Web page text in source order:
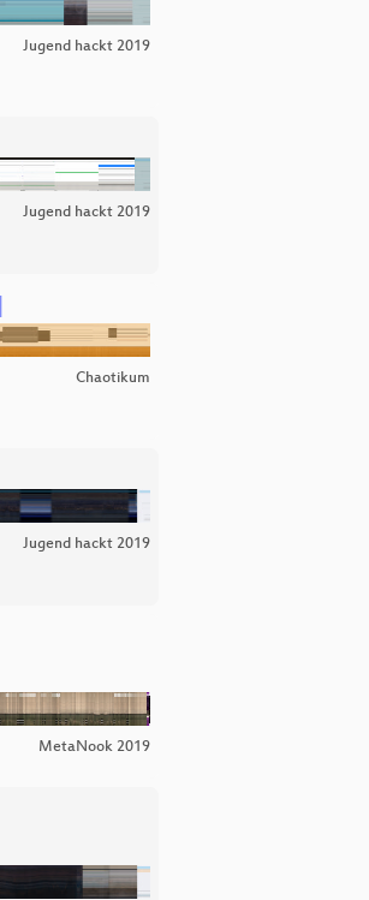
Jugend hackt 2019
Jugend hackt 2019
Chaotikum
Jugend hackt 2019
MetaNook 2019